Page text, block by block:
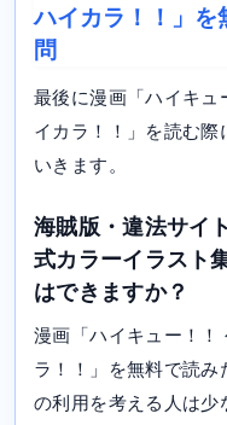
ハイカラ！！」を
問
最後に漫画「ハイキュ
イカラ！！」を読む際
いきます。
海賊版・違法サイ
式カラーイラスト
はできますか？
漫画「ハイキュー！！
ラ！！」を無料で読み
の利用を考える人は少